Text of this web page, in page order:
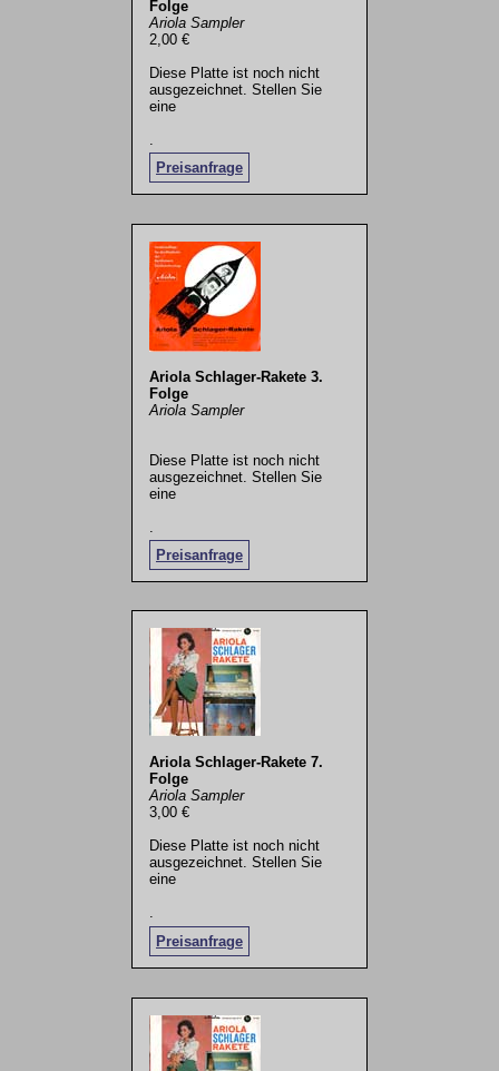
Folge
Ariola Sampler
2,00 €
Diese Platte ist noch nicht
ausgezeichnet. Stellen Sie
eine
Preisanfrage
Ariola Schlager-Rakete 3.
Folge
Ariola Sampler
Diese Platte ist noch nicht
ausgezeichnet. Stellen Sie
eine
Preisanfrage
.
Ariola Schlager-Rakete 7.
Folge
Ariola Sampler
3,00 €
Diese Platte ist noch nicht
ausgezeichnet. Stellen Sie
eine
Preisanfrage